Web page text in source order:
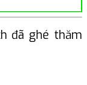
đã ghé thăm